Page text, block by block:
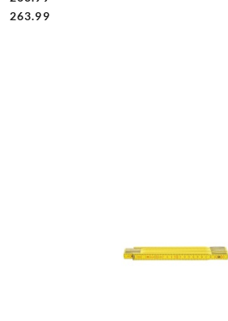
Cena:
Cena:
263.99